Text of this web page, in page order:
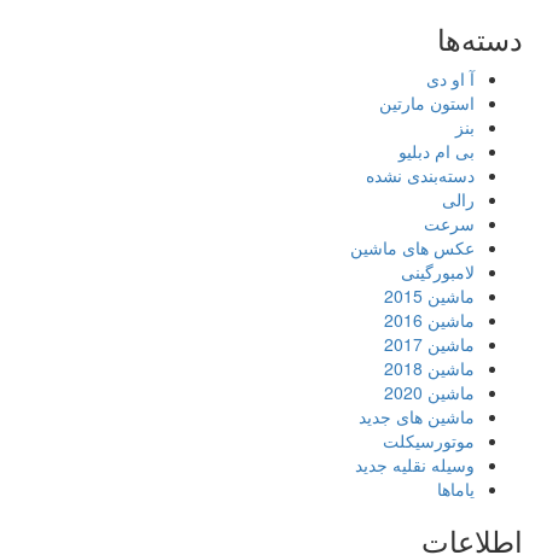
دسته‌ها
آ او دی
استون مارتین
بنز
بی ام دبلیو
دسته‌بندی نشده
رالی
سرعت
عکس های ماشین
لامبورگینی
ماشین 2015
ماشین 2016
ماشین 2017
ماشین 2018
ماشین 2020
ماشین های جدید
موتورسیکلت
وسیله نقلیه جدید
یاماها
اطلاعات